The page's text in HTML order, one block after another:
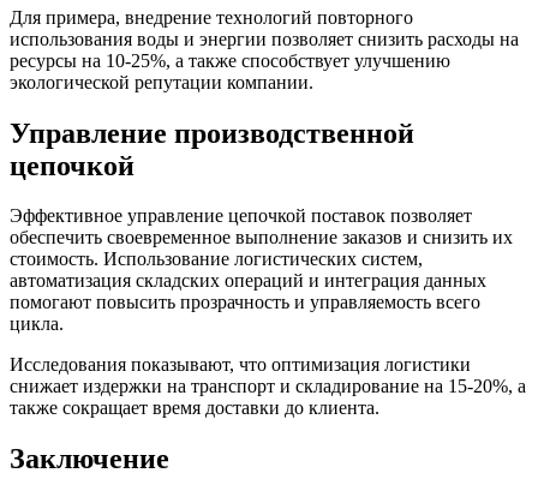
Для примера, внедрение технологий повторного
использования воды и энергии позволяет снизить расходы на
ресурсы на 10-25%, а также способствует улучшению
экологической репутации компании.
Управление производственной
цепочкой
Эффективное управление цепочкой поставок позволяет
обеспечить своевременное выполнение заказов и снизить их
стоимость. Использование логистических систем,
автоматизация складских операций и интеграция данных
помогают повысить прозрачность и управляемость всего
цикла.
Исследования показывают, что оптимизация логистики
снижает издержки на транспорт и складирование на 15-20%, а
также сокращает время доставки до клиента.
Заключение